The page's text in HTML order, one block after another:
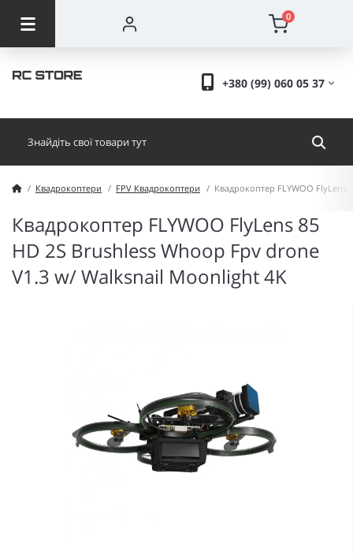
0
+380 (99) 060 05 37
Квадрокоптери FPV Квадрокоптери Квадрокоптер FLYWOO
Квадрокоптер FLYWOO FlyLens 85
HD 2S Brushless Whoop Fpv drone
V1.3 w/ Walksnail Moonlight 4K